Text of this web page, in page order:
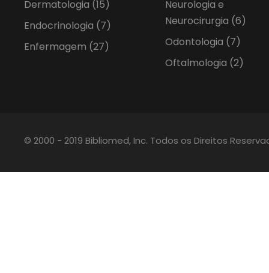
Dermatologia (15)
Endocrinologia (7)
Enfermagem (27)
Neurologia e
Neurocirurgia (6)
Odontologia (7)
Oftalmologia (2)
© 2000 - 2019 Bibliomed, Inc. Todos os Direitos